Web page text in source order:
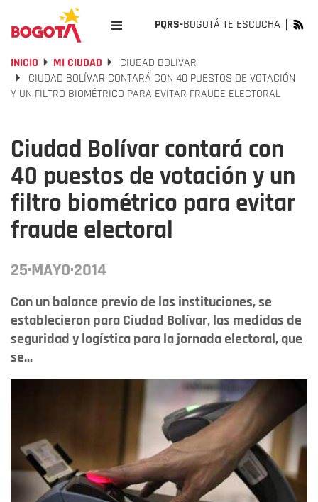
PQRS-BOGOTÁ TE ESCUCHA
INICIO MI CIUDAD
CIUDAD BOLIVAR
CIUDAD BOLÍVAR CONTARÁ CON 40 PUESTOS DE VOTACIÓN
Y UN FILTRO BIOMÉTRICO PARA EVITAR FRAUDE ELECTORAL
Ciudad Bolívar contará con
40 puestos de votación y un
filtro biométrico para evitar
fraude electoral
25·MAYO·2014
Con un balance previo de las instituciones, se
establecieron para Ciudad Bolívar, las medidas de
seguridad y logística para la jornada electoral, que
se...